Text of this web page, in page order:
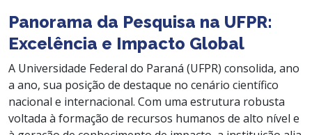
Panorama da Pesquisa na UFPR:
Excelência e Impacto Global
A Universidade Federal do Paraná (UFPR) consolida, ano
a ano, sua posição de destaque no cenário científico
nacional e internacional. Com uma estrutura robusta
voltada à formação de recursos humanos de alto nível e